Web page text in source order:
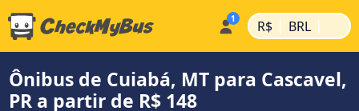
R$ | BRL |
Ônibus de Cuiabá, MT para Cascavel,
PR a partir de R$ 148